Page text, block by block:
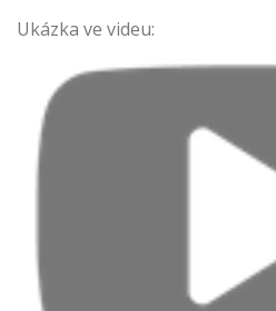
Ukázka ve videu: